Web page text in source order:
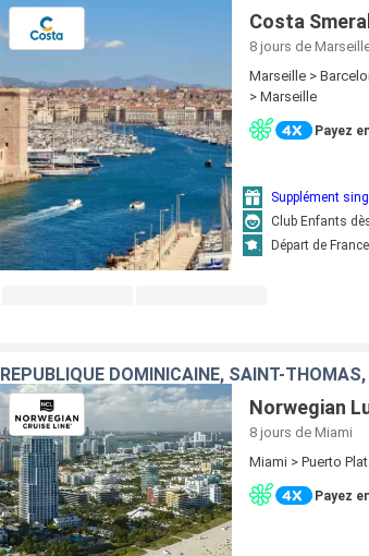
Costa
8 jours de
Marseille >
> Marseille
Payez
Supplément
Club Enfants
Départ de France
RÉPUBLIQUE DOMINICAINE, SAINT-
Norwegian
8 jours de Miami
Miami > Puerto
Payez